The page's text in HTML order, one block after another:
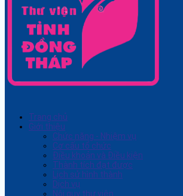
Trang chủ
Giới thiệu
Chức năng - Nhiệm vụ
Cơ cấu tổ chức
Điều khoản và Điều kiện
Thành tích đạt được
Lịch sử hình thành
Dịch vụ
Nội quy thư viện